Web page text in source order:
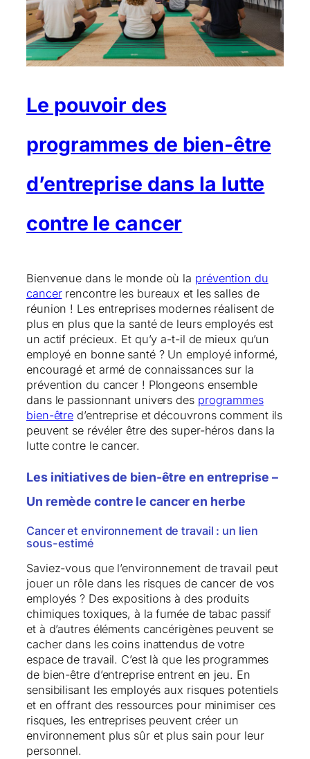
Le pouvoir des
programmes de bien-être
d’entreprise dans la lutte
contre le cancer
Bienvenue dans le monde où la prévention du
cancerrencontre les bureaux et les salles de
réunion ! Les entreprises modernes réalisent de
plus en plus que la santé de leurs employés est
un actif précieux. Et qu’y a-t-il de mieux qu’un
employé en bonne santé ? Un employé informé,
encouragé et armé de connaissances sur la
prévention du cancer ! Plongeons ensemble
dans le passionnant univers des programmes
bien-être d’entreprise et découvrons comment ils
peuvent se révéler être des super-héros dans la
lutte contre le cancer.
Les initiatives de bien-être en entreprise –
Un remède contre le cancer en herbe
Cancer et environnement de travail : un lien
sous-estimé
Saviez-vous que l’environnement de travail peut
jouer un rôle dans les risques de cancer de vos
employés ? Des expositions à des produits
chimiques toxiques, à la fumée de tabac passif
et à d’autres éléments cancérigènes peuvent se
cacher dans les coins inattendus de votre
espace de travail. C’est là que les programmes
de bien-être d’entreprise entrent en jeu. En
sensibilisant les employés aux risques potentiels
et en offrant des ressources pour minimiser ces
risques, les entreprises peuvent créer un
environnement plus sûr et plus sain pour leur
personnel.